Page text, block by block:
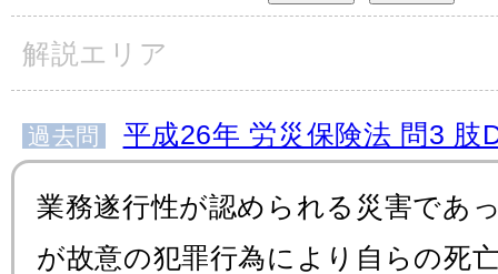
解説エリア
過去問 平成26年 労災保険法 問3 肢
業務遂行性が認められる災害であ
が故意の犯罪行為により自らの死